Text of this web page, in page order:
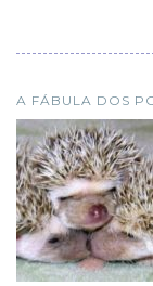
A FÁBULA DOS